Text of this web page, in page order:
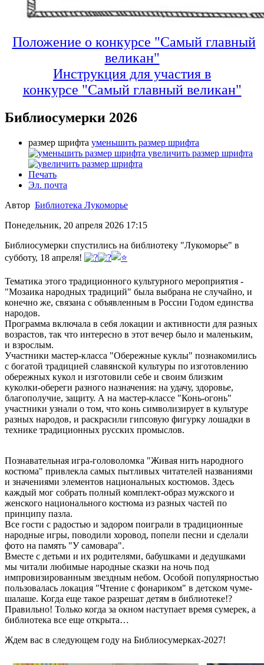
Положение о конкурсе "Самый главный
великан"
Инструкция для участия в
конкурсе "Самый главный великан"
Библиосумерки 2026
размер шрифта уменьшить размер шрифта
увеличить размер шрифта
Печать
Эл. почта
Автор Библиотека Лукоморье
Понедельник, 20 апреля 2026 17:15
Библиосумерки спустились на библиотеку "Лукоморье" в
субботу, 18 апреля!
Тематика этого традиционного культурного мероприятия -
"Мозаика народных традиций" была выбрана не случайно, и
конечно же, связана с объявленным в России Годом единства
народов.
Программа включала в себя локации и активности для разных
возрастов, так что интересно в этот вечер было и маленьким,
и взрослым.
Участники мастер-класса "Обережные куклы" познакомились
с богатой традицией славянской культуры по изготовлению
обережных кукол и изготовили себе и своим близким
куколки-обереги разного назначения: на удачу, здоровье,
благополучие, защиту. А на мастер-классе "Конь-огонь"
участники узнали о том, что конь символизирует в культуре
разных народов, и раскрасили гипсовую фигурку лошадки в
технике традиционных русских промыслов.
Познавательная игра-головоломка "Живая нить народного
костюма" привлекла самых пытливых читателей названиями
и значениями элементов национальных костюмов. Здесь
каждый мог собрать полный комплект-образ мужского и
женского национального костюма из разных частей по
принципу пазла.
Все гости с радостью и задором поиграли в традиционные
народные игры, поводили хоровод, попели песни и сделали
фото на память "У самовара".
Вместе с детьми и их родителями, бабушками и дедушками
мы читали любимые народные сказки на ночь под
импровизированным звездным небом. Особой популярностью
пользовалась локация "Чтение с фонариком" в детском чуме-
шалаше. Когда еще такое разрешат детям в библиотеке!?
Правильно! Только когда за окном наступает время сумерек, а
библиотека все еще открыта…
Ждем вас в следующем году на Библиосумерках-2027!